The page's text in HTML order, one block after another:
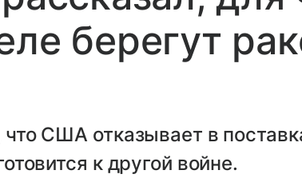
берегут
США отказывает в
к другой войне.